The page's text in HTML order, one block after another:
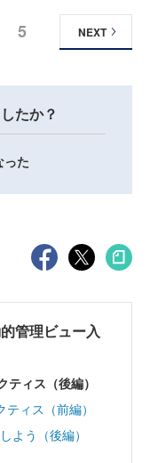
5 NEXT
たか？
った
管理ビュー入
ィス（後編）
ィス（前編）
よう（後編）